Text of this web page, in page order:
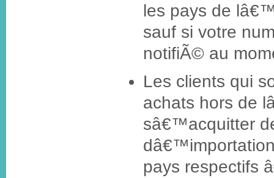
les pays de
sauf si votre
notifiÃ© au
Les clients qui
achats hors de
sâ€™acquitter
pays respectifs